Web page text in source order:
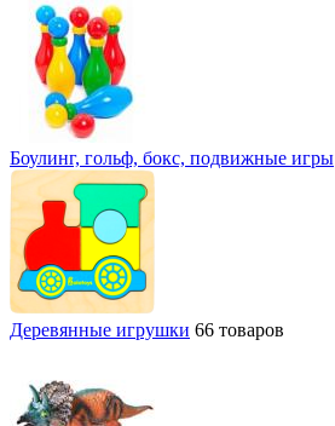
Боулинг, гольф, бокс, подвижные игры
Деревянные игрушки 66 товаров